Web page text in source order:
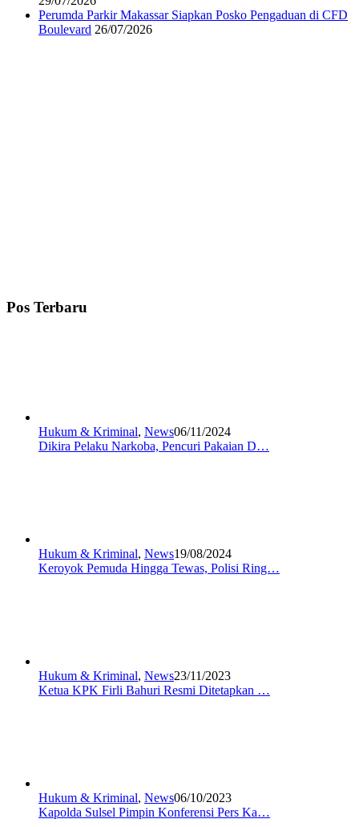
Perumda Parkir Makassar Siapkan Posko Pengaduan di CFD
Boulevard 26/07/2026
Pos Terbaru
Hukum & Kriminal, News06/11/2024
Dikira Pelaku Narkoba, Pencuri Pakaian D…
Hukum & Kriminal, News19/08/2024
Keroyok Pemuda Hingga Tewas, Polisi Ring…
Hukum & Kriminal, News23/11/2023
Ketua KPK Firli Bahuri Resmi Ditetapkan …
Hukum & Kriminal, News06/10/2023
Kapolda Sulsel Pimpin Konferensi Pers Ka…